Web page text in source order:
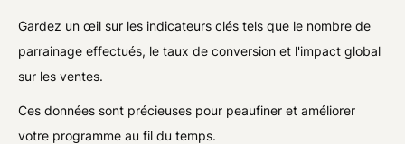
Gardez un œil sur les indicateurs clés tels que le nombre de
parrainage effectués, le taux de conversion et l'impact global
sur les ventes.
Ces données sont précieuses pour peaufiner et améliorer
votre programme au fil du temps.